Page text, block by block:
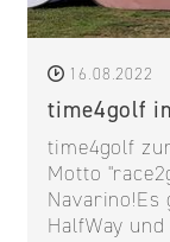
16.08.2022
time4golf
time4golf
Motto
Navarino!Es
HalfWay und